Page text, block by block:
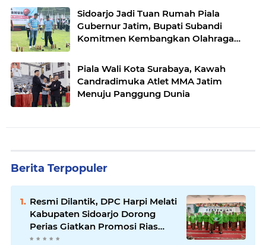
Sidoarjo Jadi Tuan Rumah Piala
Gubernur Jatim, Bupati Subandi
Komitmen Kembangkan Olahraga
Piala Wali Kota Surabaya, Kawah
Candradimuka Atlet MMA Jatim
Menuju Panggung Dunia
Berita Terpopuler
Resmi Dilantik, DPC Harpi Melati
Kabupaten Sidoarjo Dorong
Perias Giatkan Promosi Rias
Penganten Putri Jenggolo.